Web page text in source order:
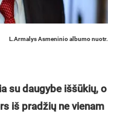
L.Armalys Asmeninio albumo nuotr.
su daugybe iššūkių, o
iš pradžių ne vienam